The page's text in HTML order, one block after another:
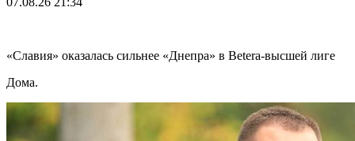
«Славия» оказалась сильнее «Днепра» в Betera-высшей лиге
Дома.